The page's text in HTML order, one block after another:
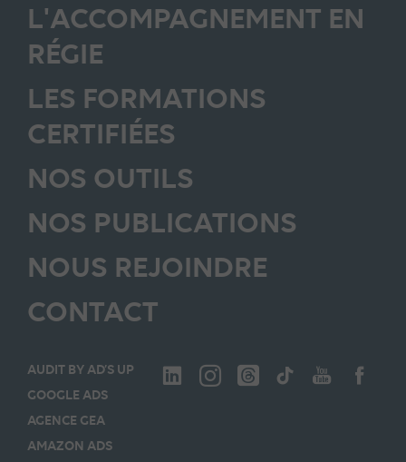
L'ACCOMPAGNEMENT EN
RÉGIE
LES FORMATIONS
CERTIFIÉES
NOS OUTILS
NOS PUBLICATIONS
NOUS REJOINDRE
CONTACT
AUDIT BY AD’S UP
GOOGLE ADS
AGENCE GEA
AMAZON ADS